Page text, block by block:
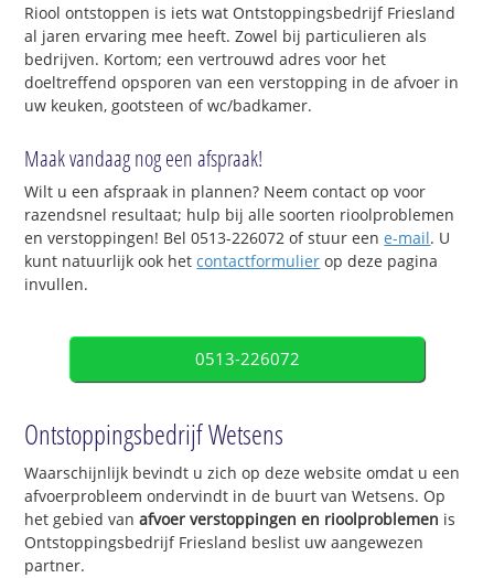
Riool ontstoppen is iets wat Ontstoppingsbedrijf Friesland
al jaren ervaring mee heeft. Zowel bij particulieren als
bedrijven. Kortom; een vertrouwd adres voor het
doeltreffend opsporen van een verstopping in de afvoer in
uw keuken, gootsteen of wc/badkamer.
Maak vandaag nog een afspraak!
Wilt u een afspraak in plannen? Neem contact op voor
razendsnel resultaat; hulp bij alle soorten rioolproblemen
en verstoppingen! Bel 0513-226072 of stuur eene-mail. U
kunt natuurlijk ook hetcontactformulier op deze pagina
invullen.
0513-226072
Ontstoppingsbedrijf Wetsens
Waarschijnlijk bevindt u zich op deze website omdat u een
afvoerprobleem ondervindt in de buurt van Wetsens. Op
het gebied vanafvoer verstoppingen en rioolproblemen is
Ontstoppingsbedrijf Friesland beslist uw aangewezen
partner.